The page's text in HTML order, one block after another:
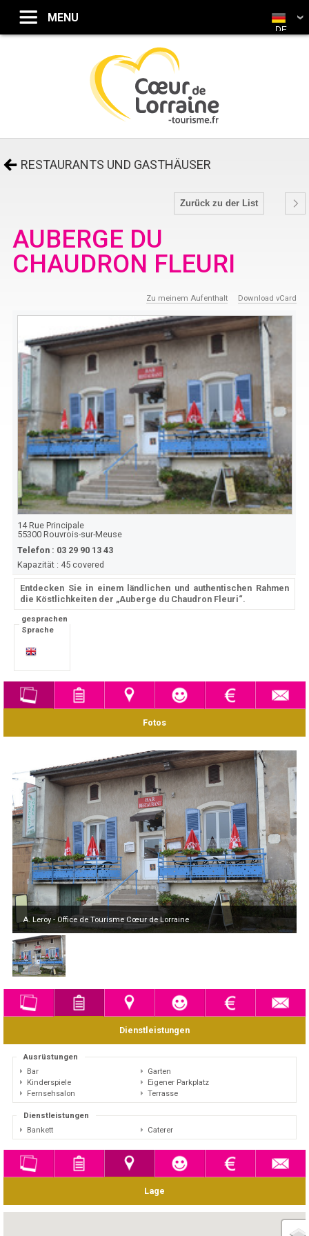
RESTAURANTS UND GASTHÄUSER
Zurück zu der List
AUBERGE DU
CHAUDRON FLEURI
Zu meinem Aufenthalt Download vCard
14 Rue Principale
55300Rouvrois-sur-Meuse
Telefon : 03 29 90 13 43
Kapazität : 45 covered
Entdecken Sie in einem ländlichen und authentischen Rahmen
die Köstlichkeiten der „Auberge du Chaudron Fleuri“.
gesprachen
Sprache
Fotos
A. Leroy - Office de Tourisme Cœur de Lorraine
Dienstleistungen
Ausrüstungen
Bar
Garten
Kinderspiele
Eigener Parkplatz
Fernsehsalon
Terrasse
Dienstleistungen
Bankett
Caterer
Lage
DE